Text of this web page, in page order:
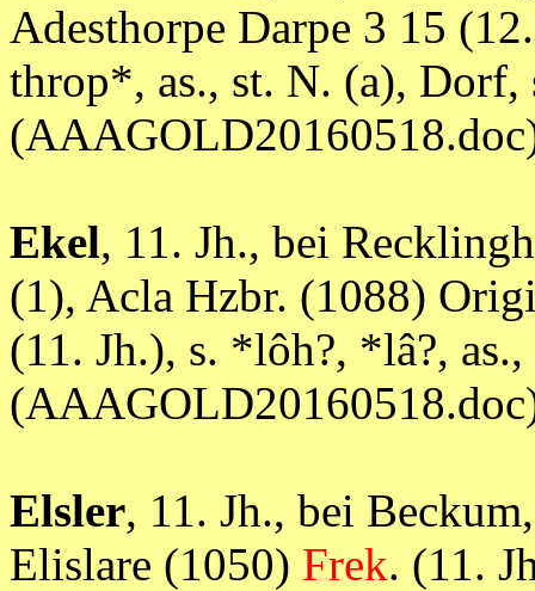
Adesthorpe Darpe 3 15
throp*, as., st. N. (a), Dorf,
Ekel, 11. Jh., bei
(1), Acla Hzbr. (1088)
(11. Jh.), s. *lôh?, *lâ?,
Elsler, 11. Jh., bei
Elislare (1050) Frek. (11.